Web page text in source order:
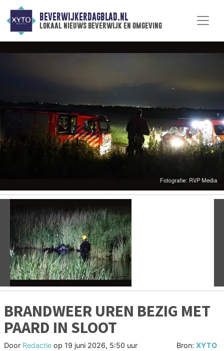
BEVERWIJKERDAGBLAD.NL
lokaal nieuws beverwijk en omgeving
Vorige
BRANDWEER UREN BEZIG MET
PAARD IN SLOOT
Door Redactie op 19 juni 2026, 5:50 uur
Bron:XYTO